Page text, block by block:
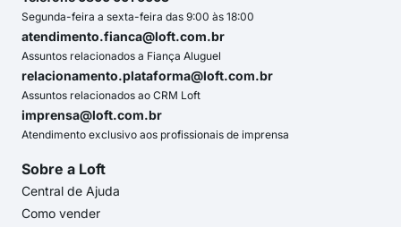
Segunda-feira a sexta-feira das 9:00 às 18:00
atendimento.fianca@loft.com.br
Assuntos relacionados a Fiança Aluguel
relacionamento.plataforma@loft.com.br
Assuntos relacionados ao CRM Loft
imprensa@loft.com.br
Atendimento exclusivo aos profissionais de imprensa
Sobre a Loft
Central de Ajuda
Como vender